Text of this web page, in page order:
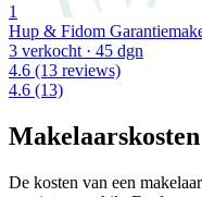
1
Hup & Fidom
3 verkocht · 45 dgn
4.6 (13 reviews)
4.6 (13)
De kosten van een